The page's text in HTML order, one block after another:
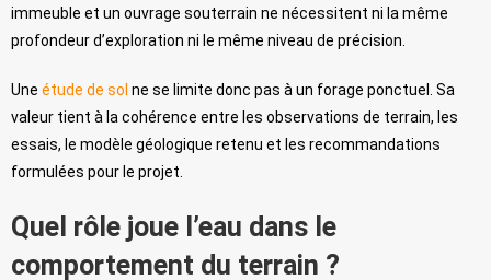
immeuble et un ouvrage souterrain ne nécessitent ni la même
profondeur d’exploration ni le même niveau de précision.
Une étude de sol ne se limite donc pas à un forage ponctuel. Sa
valeur tient à la cohérence entre les observations de terrain, les
essais, le modèle géologique retenu et les recommandations
formulées pour le projet.
Quel rôle joue l’eau dans le
comportement du terrain ?